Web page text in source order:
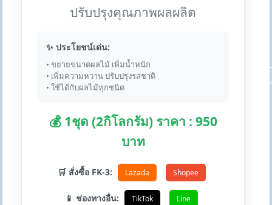
ปรับปรุงคุณภาพผลผลิต
✨ ประโยชน์เด่น:
• ขยายขนาดผลไม้ เพิ่มน้ำหนัก
• เพิ่มความหวาน ปรับปรุงรสชาติ
• ใช้ได้กับผลไม้ทุกชนิด
💰 1ชุด (2กิโลกรัม) ราคา : 950
บาท
🛒 สั่งซื้อ FK-3: Lazada Shopee
📱 ช่องทางอื่น: TikTok Line